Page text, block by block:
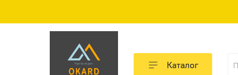
Каталог